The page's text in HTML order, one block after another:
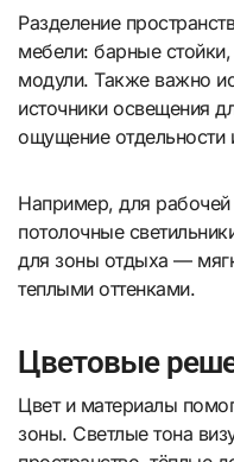
Разделение
мебели: барные
модули. Также важно
источники освещения
ощущение отдельности
Например, для
потолочные
для зоны отдыха —
теплыми оттенками.
Цветовые
Цвет и материалы
зоны. Светлые тона